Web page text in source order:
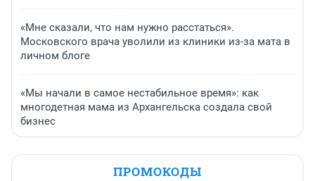
«Мне сказали, что нам нужно расстаться».
Московского врача уволили из клиники из-за мата в
личном блоге
«Мы начали в самое нестабильное время»: как
многодетная мама из Архангельска создала свой
бизнес
ПРОМОКОДЫ